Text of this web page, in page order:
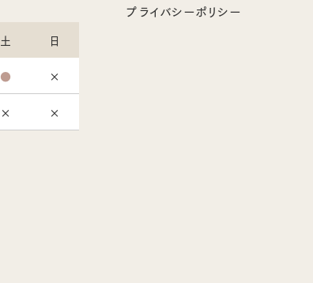
土
日
●
×
× ×
プライバシーポリシー